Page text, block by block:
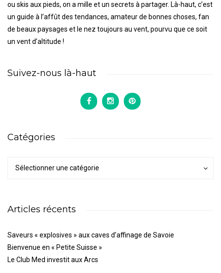
ou skis aux pieds, on a mille et un secrets à partager. Là-haut, c’est
un guide à l’affût des tendances, amateur de bonnes choses, fan
de beaux paysages et le nez toujours au vent, pourvu que ce soit
un vent d’altitude !
Suivez-nous là-haut
Catégories
Sélectionner une catégorie
Articles récents
Saveurs « explosives » aux caves d’affinage de Savoie
Bienvenue en « Petite Suisse »
Le Club Med investit aux Arcs